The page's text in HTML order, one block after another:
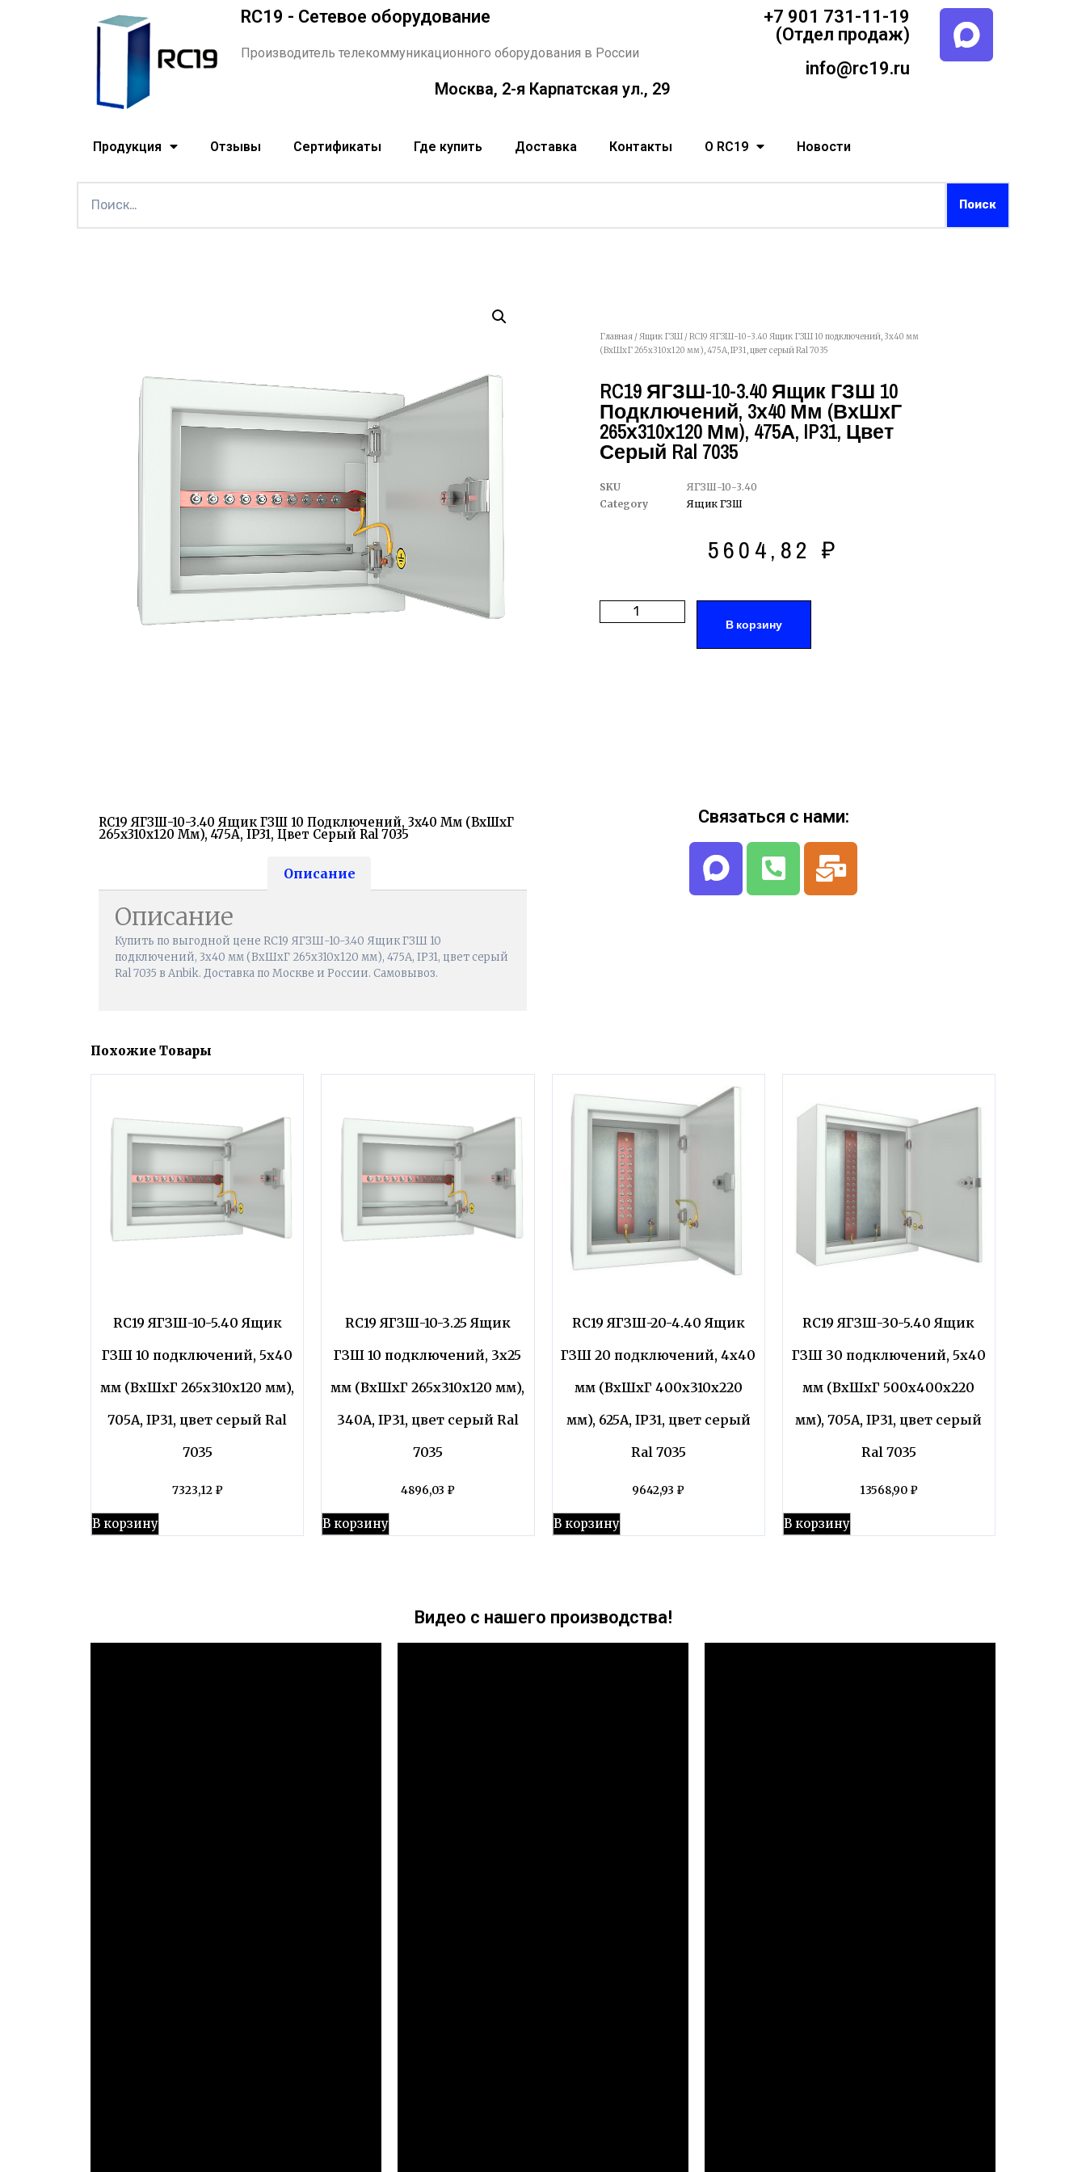
RC19 - Сетевое оборудование
Производитель телекоммуникационного оборудования в России
Москва, 2-я Карпатская ул., 29
+7 901 731-11-19
(Отдел продаж)
info@rc19.ru
Продукция Отзывы Сертификаты Где купить Доставка Контакты О RC19 Новости
Главная /Ящик ГЗШ / RC19 ЯГЗШ-10-3.40 Ящик ГЗШ 10 подключений, 3х40 мм
(ВхШхГ 265х310х120 мм), 475А, IP31, цвет серый Ral 7035
RC19 ЯГЗШ-10-3.40 Ящик ГЗШ 10
Подключений, 3х40 Мм (ВхШхГ
265х310х120 Мм), 475А, IP31, Цвет
Серый Ral 7035
SKU
ЯГЗШ-10-3.40
Category
Ящик ГЗШ
5604,82 ₽
В корзину
RC19 ЯГЗШ-10-3.40 Ящик ГЗШ 10 Подключений, 3х40 Мм (ВхШхГ
265х310х120 Мм), 475А, IP31, Цвет Серый Ral 7035
Описание
Описание
Купить по выгодной цене RC19 ЯГЗШ-10-3.40 Ящик ГЗШ 10
подключений, 3х40 мм (ВхШхГ 265х310х120 мм), 475А, IP31, цвет серый
Ral 7035 в Anbik. Доставка по Москве и России. Самовывоз.
Связаться с нами:
Похожие Товары
RC19 ЯГЗШ-10-5.40 Ящик
ГЗШ 10 подключений, 5х40
мм (ВхШхГ 265х310х120 мм),
705А, IP31, цвет серый Ral
7035
7323,12 ₽
В корзину
RC19 ЯГЗШ-10-3.25 Ящик
ГЗШ 10 подключений, 3х25
мм (ВхШхГ 265х310х120 мм),
340А, IP31, цвет серый Ral
7035
4896,03 ₽
В корзину
RC19 ЯГЗШ-20-4.40 Ящик
ГЗШ 20 подключений, 4х40
мм (ВхШхГ 400х310х220
мм), 625А, IP31, цвет серый
Ral 7035
9642,93 ₽
В корзину
RC19 ЯГЗШ-30-5.40 Ящик
ГЗШ 30 подключений, 5х40
мм (ВхШхГ 500х400х220
мм), 705А, IP31, цвет серый
Ral 7035
13568,90 ₽
В корзину
Видео с нашего производства!